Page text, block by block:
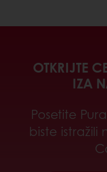
OTKRIJTE
IZA
Posetite
biste istražili